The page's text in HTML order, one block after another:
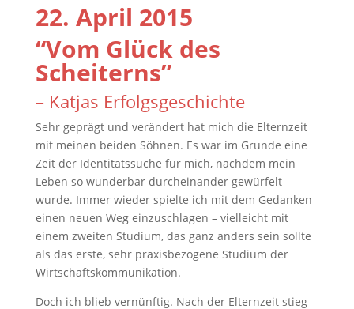
22. April 2015
“Vom Glück des
Scheiterns”
– Katjas Erfolgsgeschichte
Sehr geprägt und verändert hat mich die Elternzeit
mit meinen beiden Söhnen. Es war im Grunde eine
Zeit der Identitätssuche für mich, nachdem mein
Leben so wunderbar durcheinander gewürfelt
wurde. Immer wieder spielte ich mit dem Gedanken
einen neuen Weg einzuschlagen – vielleicht mit
einem zweiten Studium, das ganz anders sein sollte
als das erste, sehr praxisbezogene Studium der
Wirtschaftskommunikation.
Doch ich blieb vernünftig. Nach der Elternzeit stieg